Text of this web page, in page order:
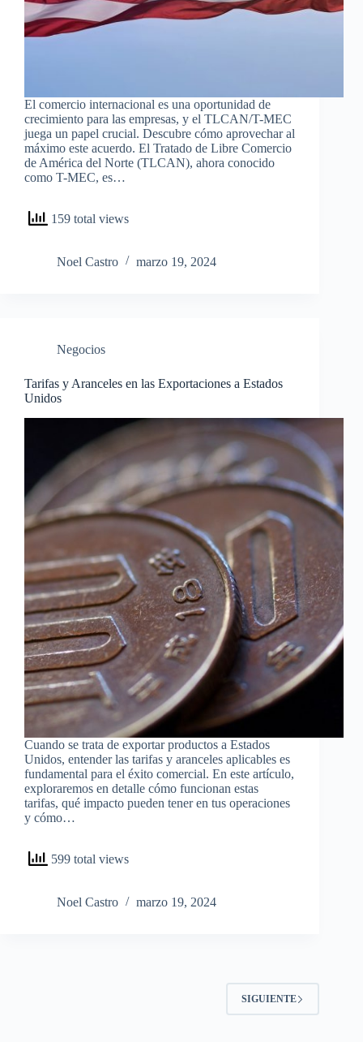
El comercio internacional es una oportunidad de
crecimiento para las empresas, y el TLCAN/T-MEC
juega un papel crucial. Descubre cómo aprovechar al
máximo este acuerdo. El Tratado de Libre Comercio
de América del Norte (TLCAN), ahora conocido
como T-MEC, es…
159 total views
Noel Castro marzo 19, 2024
Negocios
Tarifas y Aranceles en las Exportaciones a Estados
Unidos
Cuando se trata de exportar productos a Estados
Unidos, entender las tarifas y aranceles aplicables es
fundamental para el éxito comercial. En este artículo,
exploraremos en detalle cómo funcionan estas
tarifas, qué impacto pueden tener en tus operaciones
y cómo…
599 total views
Noel Castro marzo 19, 2024
SIGUIENTE